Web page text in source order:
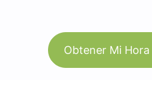
Obtener Mi